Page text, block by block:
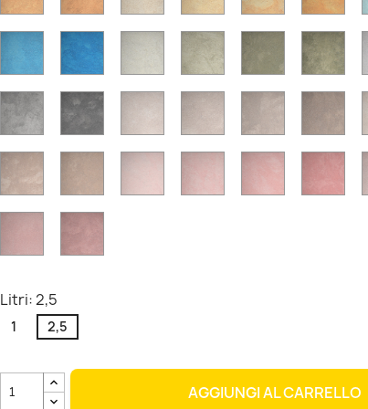
SD15 SD16 SD17 SD18 SD19
SD23 SD24 SD25 SD27 SD28
SD40
Litri: 2,5
1 2,5
AGGIUNGI AL CARRELLO